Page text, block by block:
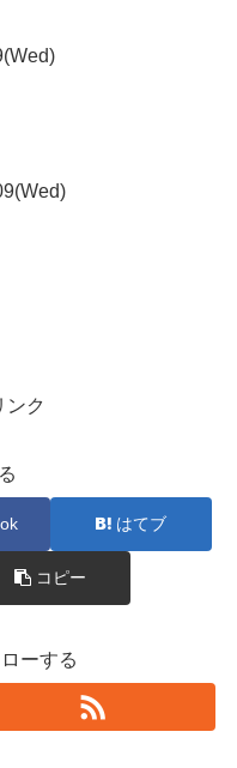
ンク
はてブ
コピー
ーする